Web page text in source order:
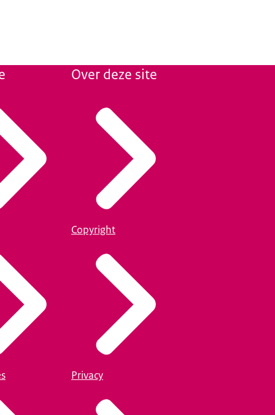
Over deze site
Copyright
Privacy